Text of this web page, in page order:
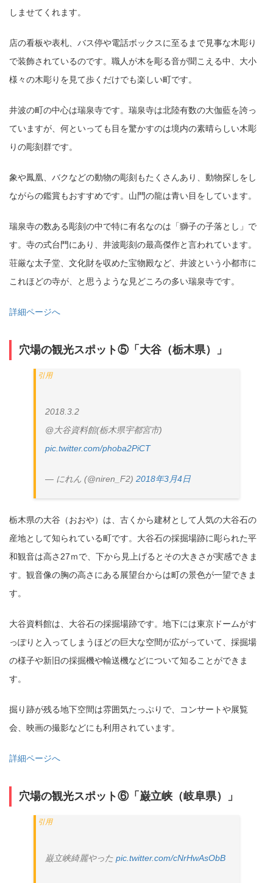
しませてくれます。
店の看板や表札、バス停や電話ボックスに至るまで見事な木彫り
で装飾されているのです。職人が木を彫る音が聞こえる中、大小
様々の木彫りを見て歩くだけでも楽しい町です。
井波の町の中心は瑞泉寺です。瑞泉寺は北陸有数の大伽藍を誇っ
ていますが、何といっても目を驚かすのは境内の素晴らしい木彫
りの彫刻群です。
象や鳳凰、バクなどの動物の彫刻もたくさんあり、動物探しをし
ながらの鑑賞もおすすめです。山門の龍は青い目をしています。
瑞泉寺の数ある彫刻の中で特に有名なのは「獅子の子落とし」で
す。寺の式台門にあり、井波彫刻の最高傑作と言われています。
荘厳な太子堂、文化財を収めた宝物殿など、井波という小都市に
これほどの寺が、と思うような見どころの多い瑞泉寺です。
詳細ページへ
穴場の観光スポット⑤「大谷（栃木県）」
2018.3.2
@大谷資料館(栃木県宇都宮市)
pic.twitter.com/phoba2PiCT
— にれん (@niren_F2) 2018年3月4日
栃木県の大谷（おおや）は、古くから建材として人気の大谷石の
産地として知られている町です。大谷石の採掘場跡に彫られた平
和観音は高さ27ｍで、下から見上げるとその大きさが実感できま
す。観音像の胸の高さにある展望台からは町の景色が一望できま
す。
大谷資料館は、大谷石の採掘場跡です。地下には東京ドームがす
っぽりと入ってしまうほどの巨大な空間が広がっていて、採掘場
の様子や新旧の採掘機や輸送機などについて知ることができま
す。
掘り跡が残る地下空間は雰囲気たっぷりで、コンサートや展覧
会、映画の撮影などにも利用されています。
詳細ページへ
穴場の観光スポット⑥「巌立峡（岐阜県）」
巌立峡綺麗やった pic.twitter.com/cNrHwAsObB